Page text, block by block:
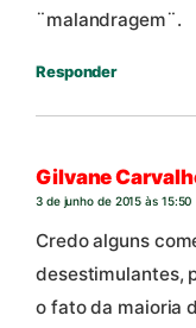
¨malandragem¨.
Responder
Gilvane
3 de junho de 2015 às 15:50
Credo alguns
desestimulantes,
o fato da maioria